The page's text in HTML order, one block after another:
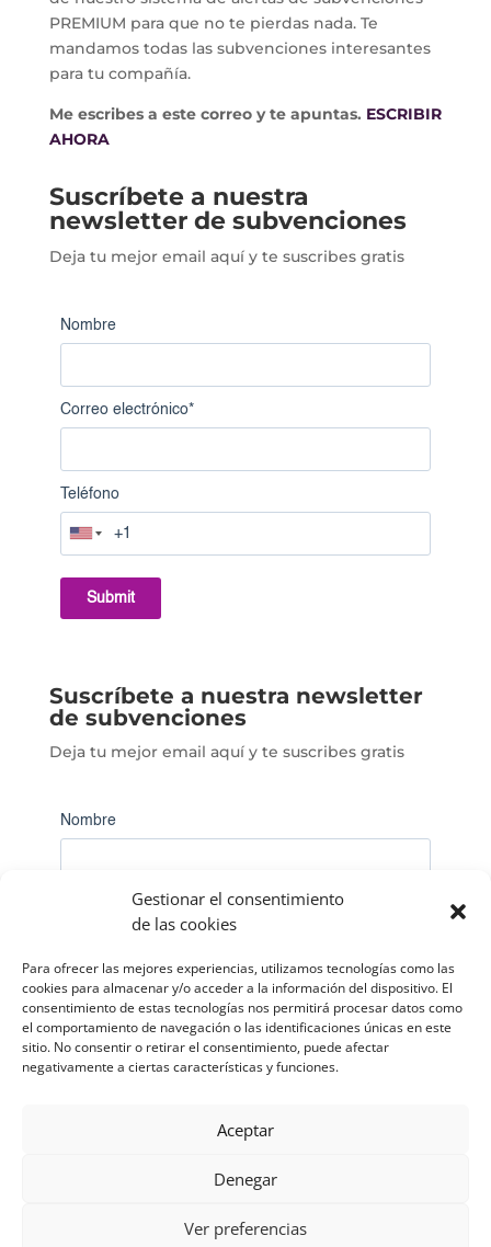
Gestionar el consentimiento
de las cookies
Para ofrecer las mejores experiencias, utilizamos tecnologías como las
cookies para almacenar y/o acceder a la información del dispositivo. El
consentimiento de estas tecnologías nos permitirá procesar datos como
el comportamiento de navegación o las identificaciones únicas en este
sitio. No consentir o retirar el consentimiento, puede afectar
negativamente a ciertas características y funciones.
Aceptar
Denegar
Ver preferencias
PREMIUM para que no te pierdas nada. Te
mandamos todas las subvenciones interesantes
para tu compañía.
Me escribes a este correo y te apuntas. ESCRIBIR
AHORA
Suscríbete a nuestra
newsletter de subvenciones
Deja tu mejor email aquí y te suscribes gratis
Nombre
Correo electrónico*
Teléfono
Submit
Suscríbete a nuestra newsletter
de subvenciones
Deja tu mejor email aquí y te suscribes gratis
Nombre
Correo electrónico*
Teléfono